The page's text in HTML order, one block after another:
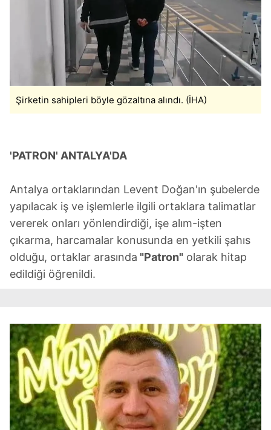
Şirketin sahipleri böyle gözaltına alındı. (İHA)
'PATRON' ANTALYA'DA
Antalya ortaklarından Levent Doğan'ın şubelerde
yapılacak iş ve işlemlerle ilgili ortaklara talimatlar
vererek onları yönlendirdiği, işe alım-işten
çıkarma, harcamalar konusunda en yetkili şahıs
olduğu, ortaklar arasında "Patron" olarak hitap
edildiği öğrenildi.